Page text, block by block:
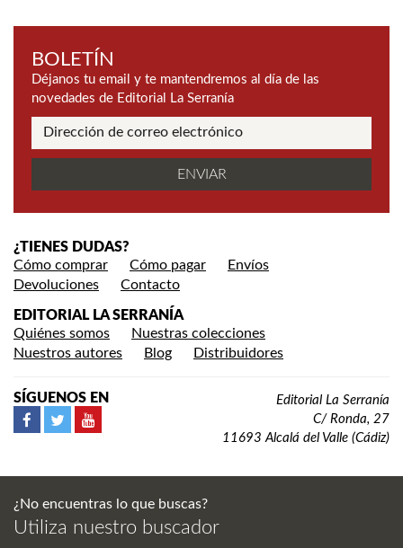
BOLETÍN
Déjanos tu email y te mantendremos al día de las
novedades de Editorial La Serranía
¿TIENES DUDAS?
Cómo comprar
Cómo pagar
Envíos
Devoluciones
Contacto
EDITORIAL LA SERRANÍA
Quiénes somos
Nuestras colecciones
Nuestros autores
Blog Distribuidores
SÍGUENOS EN
Editorial La Serranía
C/ Ronda, 27
11693 Alcalá del Valle (Cádiz)
¿No encuentras lo que buscas?
Utiliza nuestro buscador